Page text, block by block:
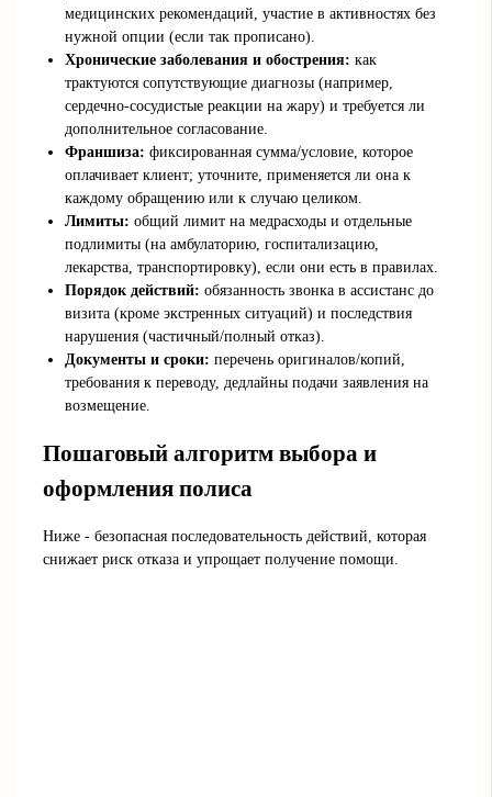
медицинских рекомендаций, участие в активностях без
нужной опции (если так прописано).
Хронические заболевания и обострения: как
трактуются сопутствующие диагнозы (например,
сердечно-сосудистые реакции на жару) и требуется ли
дополнительное согласование.
Франшиза: фиксированная сумма/условие, которое
оплачивает клиент; уточните, применяется ли она к
каждому обращению или к случаю целиком.
Лимиты: общий лимит на медрасходы и отдельные
подлимиты (на амбулаторию, госпитализацию,
лекарства, транспортировку), если они есть в правилах.
Порядок действий: обязанность звонка в ассистанс до
визита (кроме экстренных ситуаций) и последствия
нарушения (частичный/полный отказ).
Документы и сроки: перечень оригиналов/копий,
требования к переводу, дедлайны подачи заявления на
возмещение.
Пошаговый алгоритм выбора и
оформления полиса
Ниже - безопасная последовательность действий, которая
снижает риск отказа и упрощает получение помощи.